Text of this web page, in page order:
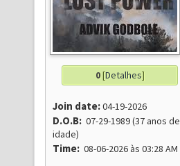
0[Detalhes]
Join date:04-19-2026
D.O.B: 07-29-1989 (37 anos de
idade)
Time: 08-06-2026 às 03:28 AM